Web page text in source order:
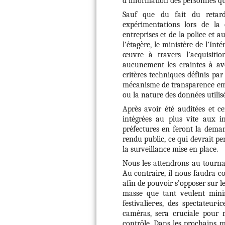
Sauf que du fait du
expérimentations lors de la
entreprises et de la police et
l’étagère, le ministère de
œuvre à travers
aucunement les craintes à
critères techniques définis par
mécanisme de transparence
ou la nature des données
Après avoir été auditées et
intégrées au plus vite aux
préfectures en feront la
rendu public, ce qui devrait
la surveillance mise en place.
Nous les attendrons au
Au contraire, il nous faudra
afin de pouvoir s’opposer sur
masse que tant veulent
festivalier·es, des
caméras, sera cruciale pour